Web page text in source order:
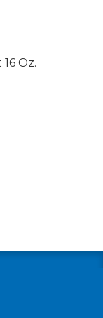
Oz.